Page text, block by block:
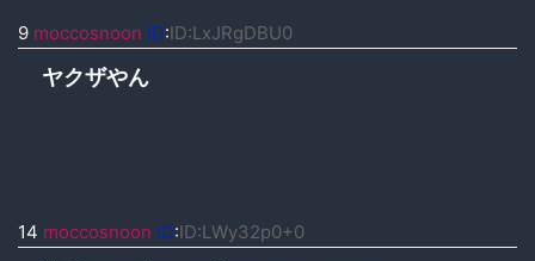
9 moccosnoon ID:ID:LxJRgDBU0
ヤクザやん
14 moccosnoon ID:ID:LWy32p0+0